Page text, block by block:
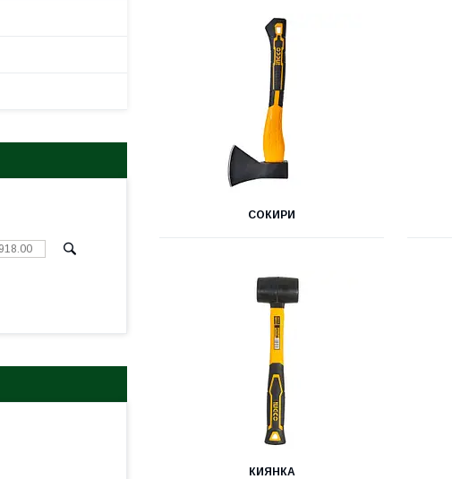
СОКИРИ
КИЯНКА